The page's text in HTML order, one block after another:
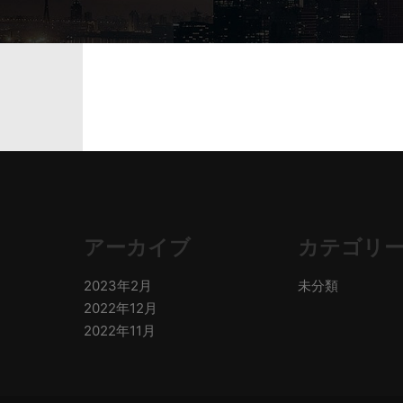
アーカイブ
2023年2月
2022年12月
2022年11月
カテゴリ
未分類